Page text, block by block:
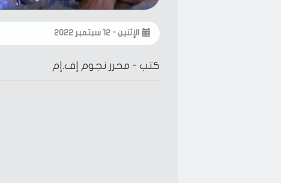
الإثنين - ١٢ سبتمبر ٢٠٢٢
كتب - محرر نجوم إف.إم